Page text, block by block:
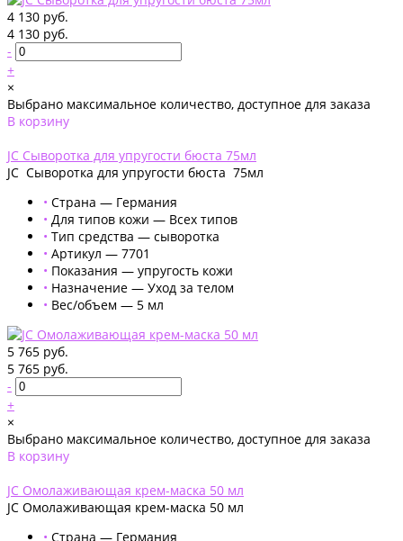
4 130 руб.
4 130 руб.
-
+
×
Выбрано максимальное количество, доступное для заказа
В корзину
JС Сыворотка для упругости бюста 75мл
JС Сыворотка для упругости бюста 75мл
• Страна — Германия
• Для типов кожи — Всех типов
• Тип средства — сыворотка
• Артикул — 7701
• Показания — упругость кожи
• Назначение — Уход за телом
• Вес/объем — 5 мл
5 765 руб.
5 765 руб.
-
+
×
Выбрано максимальное количество, доступное для заказа
В корзину
JС Омолаживающая крем-маска 50 мл
JС Омолаживающая крем-маска 50 мл
• Страна — Германия